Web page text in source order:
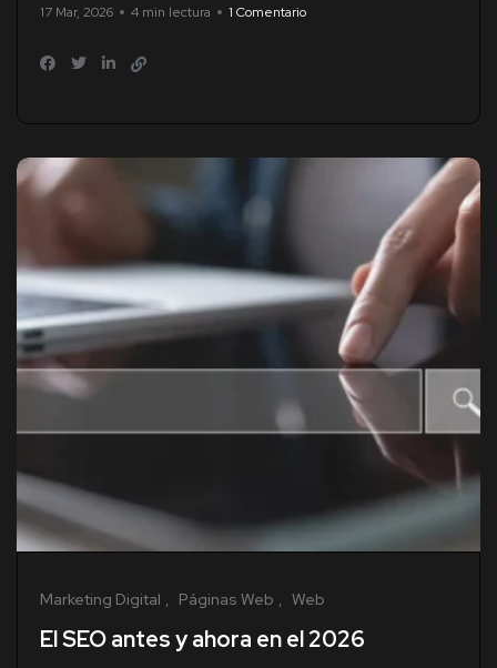
17 Mar, 2026 4 min lectura 1 Comentario
Marketing Digital Páginas Web Web
El SEO antes y ahora en el 2026